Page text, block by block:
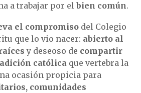
a trabajar por el bien común.
el compromiso del Colegio
que lo vio nacer: abierto al
y deseoso de compartir
católica que vertebra la
ocasión propicia para
comunidades